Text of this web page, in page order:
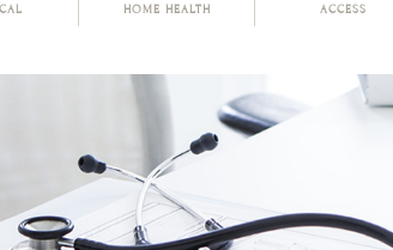
HOME HEALTH ACCESS